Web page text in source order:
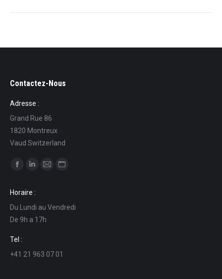
Contactez-Nous
Adresse :
Grand Rue 86
1820 Montreux
Vaud Switzerland
Ci puoi trovare su:
opens
in
new
window
opens
in
new
in
opens
Horaire :
Du Lundi au Vendredi
De 9h a 17h
Tel :
+41 21 963 07 01